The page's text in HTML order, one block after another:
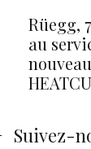
Rüegg,
au
Suivez-